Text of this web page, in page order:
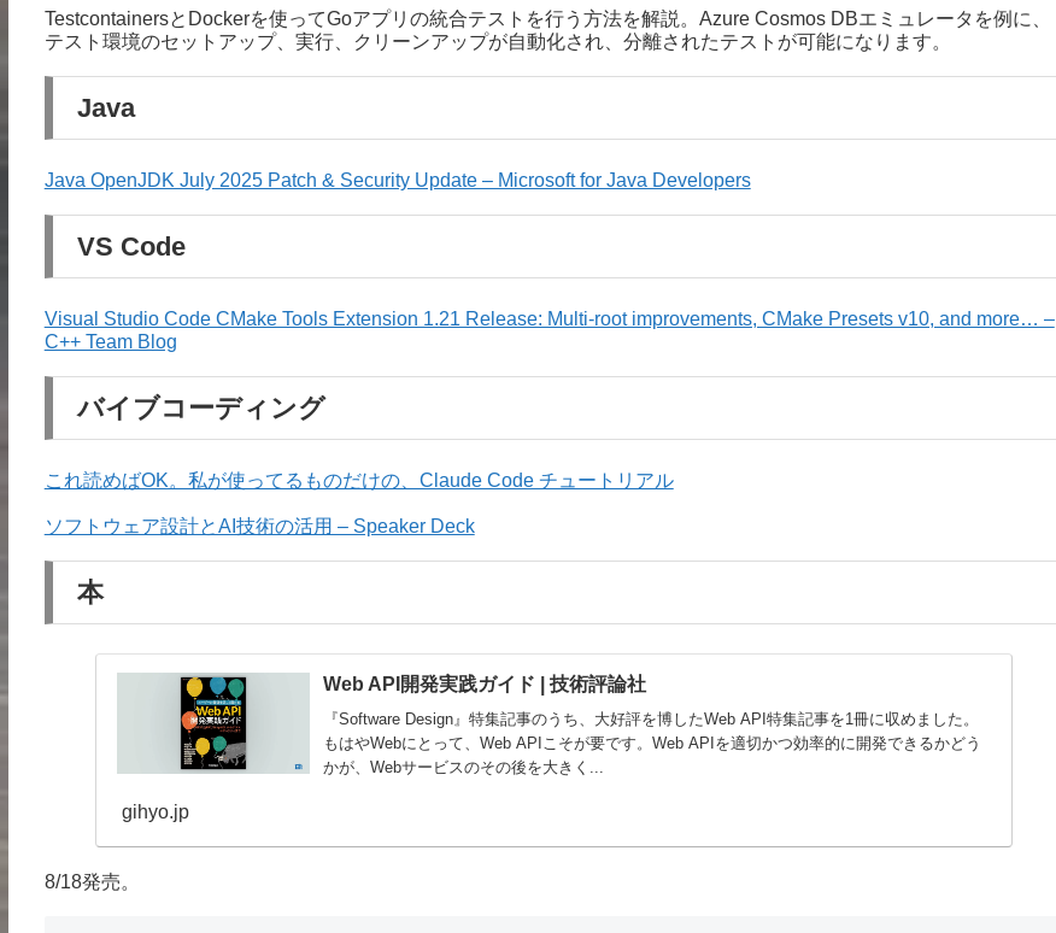
TestcontainersとDockerを使ってGoアプリの統合テストを行う方法を解説。Azure Cosmos DBエミュレータを例に、
テスト環境のセットアップ、実行、クリーンアップが自動化され、分離されたテストが可能になります。
Java
Java OpenJDK July 2025 Patch & Security Update – Microsoft for Java Developers
VS Code
Visual Studio Code CMake Tools Extension 1.21 Release: Multi-root improvements, CMake Presets v10, and more… –
C++ Team Blog
バイブコーディング
これ読めばOK。私が使ってるものだけの、Claude Code チュートリアル
ソフトウェア設計とAI技術の活用 – Speaker Deck
本
Web API開発実践ガイド | 技術評論社
『Software Design』特集記事のうち、大好評を博したWeb API特集記事を1冊に収めました。
もはやWebにとって、Web APIこそが要です。Web APIを適切かつ効率的に開発できるかどう
かが、Webサービスのその後を大きく...
gihyo.jp
8/18発売。